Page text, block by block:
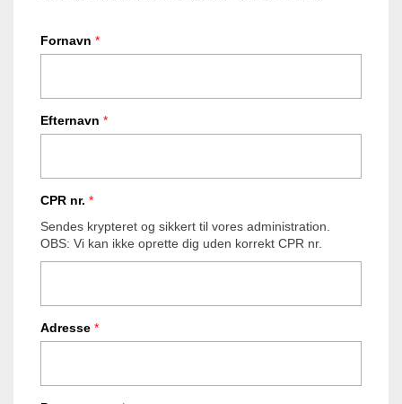
Fornavn *
Efternavn *
CPR nr. *
Sendes krypteret og sikkert til vores administration.
OBS: Vi kan ikke oprette dig uden korrekt CPR nr.
Adresse *